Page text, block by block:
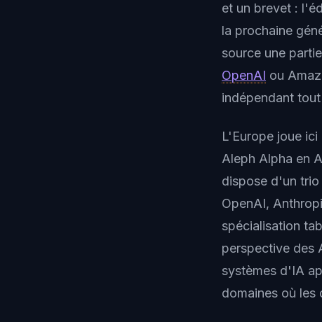
et un brevet :
la prochaine
source une
OpenAI ou
indépendant
L'Europe joue
Aleph Alpha en
dispose d'un
OpenAI,
spécialisation
perspective des
systèmes d'IA
domaines où les